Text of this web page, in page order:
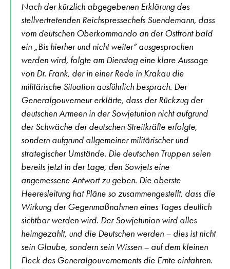
Nach der kürzlich abgegebenen Erklärung des
stellvertretenden Reichspressechefs Suendemann, dass
vom deutschen Oberkommando an der Ostfront bald
ein „Bis hierher und nicht weiter“ ausgesprochen
werden wird, folgte am Dienstag eine klare Aussage
von Dr. Frank, der in einer Rede in Krakau die
militärische Situation ausführlich besprach. Der
Generalgouverneur erklärte, dass der Rückzug der
deutschen Armeen in der Sowjetunion nicht aufgrund
der Schwäche der deutschen Streitkräfte erfolgte,
sondern aufgrund allgemeiner militärischer und
strategischer Umstände. Die deutschen Truppen seien
bereits jetzt in der Lage, den Sowjets eine
angemessene Antwort zu geben. Die oberste
Heeresleitung hat Pläne so zusammengestellt, dass die
Wirkung der Gegenmaßnahmen eines Tages deutlich
sichtbar werden wird. Der Sowjetunion wird alles
heimgezahlt, und die Deutschen werden – dies ist nicht
sein Glaube, sondern sein Wissen – auf dem kleinen
Fleck des Generalgouvernements die Ernte einfahren.